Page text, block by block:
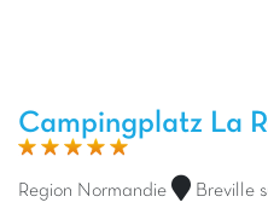
Campingplatz La
Region Normandie
Breville